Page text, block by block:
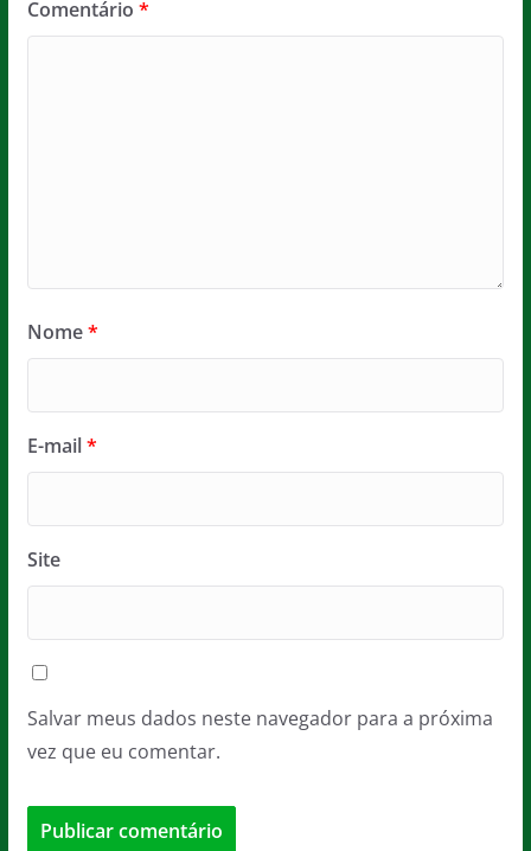
Comentário *
Nome*
E-mail*
Site
Salvar meus dados neste navegador para a próxima
vez que eu comentar.